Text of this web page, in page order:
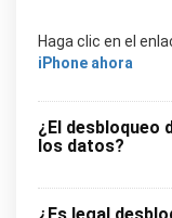
Haga clic en el
iPhone ahora
¿El desbloqueo
los datos?
¿Es legal